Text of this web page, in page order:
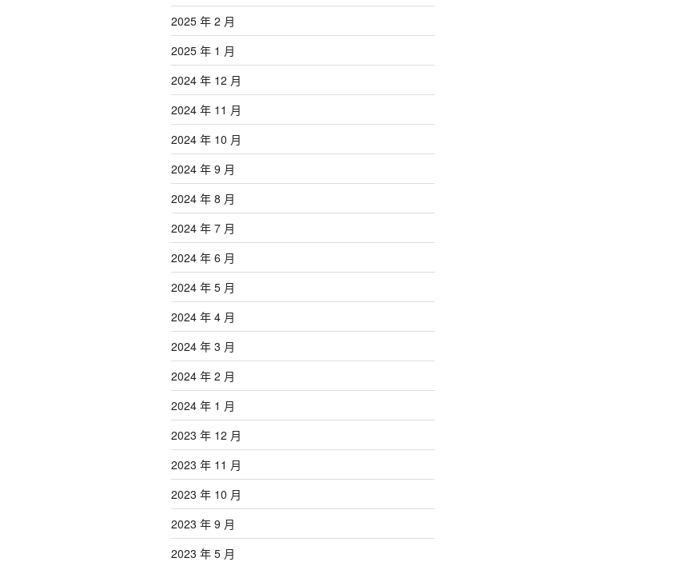
2025 年 2 月
2025 年 1 月
2024 年 12 月
2024 年 11 月
2024 年 10 月
2024 年 9 月
2024 年 8 月
2024 年 7 月
2024 年 6 月
2024 年 5 月
2024 年 4 月
2024 年 3 月
2024 年 2 月
2024 年 1 月
2023 年 12 月
2023 年 11 月
2023 年 10 月
2023 年 9 月
2023 年 5 月